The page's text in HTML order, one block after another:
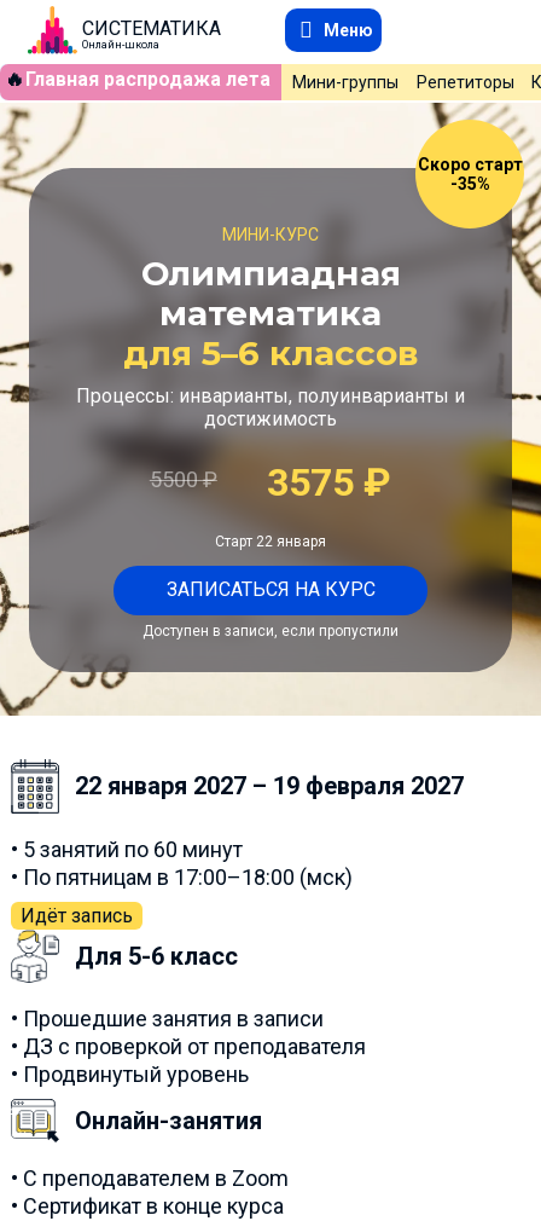
СИСТЕМАТИКА
Онлайн-школа
Меню
🔥 Главная распродажа лета Мини-группы Репетиторы
Скоро старт
-35%
МИНИ-КУРС
Олимпиадная
математика
для 5–6 классов
Процессы: инварианты, полуинварианты и
достижимость
5500₽ 3575 ₽
Старт 22 января
ЗАПИСАТЬСЯ НА КУРС
Доступен в записи, если пропустили
22 января 2027 – 19 февраля 2027
• 5 занятий по 60 минут
• По пятницам в 17:00–18:00 (мск)
Идёт запись
Для 5-6 класс
• Прошедшие занятия в записи
• ДЗ с проверкой от преподавателя
• Продвинутый уровень
Онлайн-занятия
• С преподавателем в Zoom
• Сертификат в конце курса